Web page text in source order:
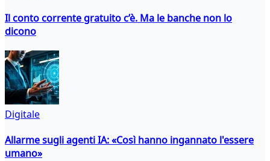
Il conto corrente gratuito c’è. Ma le banche non lo
dicono
Digitale
Allarme sugli agenti IA: «Così hanno ingannato l'essere
umano»